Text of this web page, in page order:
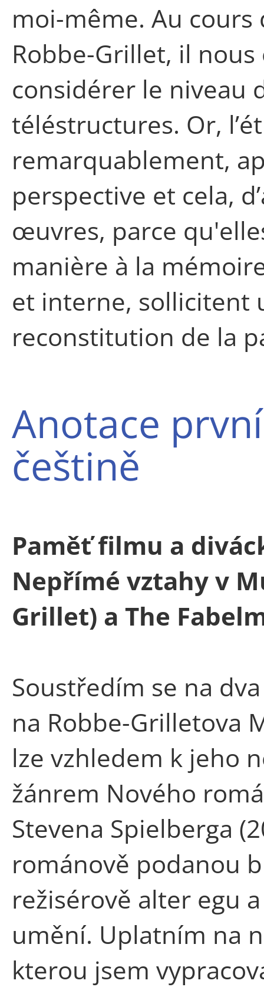
moi-même. Au cours
Robbe-Grillet, il nous
considérer le niveau
téléstructures. Or,
remarquablement,
perspective et cela,
œuvres, parce
manière à la
et interne, sollicitent
reconstitution de la
Anotace
češtině
Paměť filmu a
Nepřímé vztahy v
Grillet) a The
Soustředím se na
na Robbe-Grilletova
lze vzhledem k jeho
žánrem Nového
Stevena Spielberga
románově podanou
režisérově alter egu
umění. Uplatním na
kterou jsem